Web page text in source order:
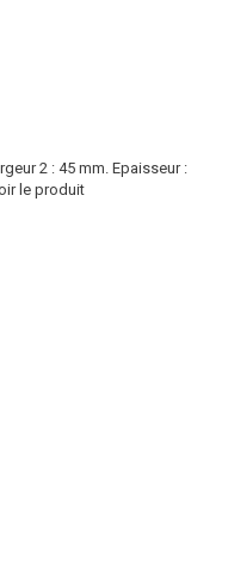
2 : 45 mm. Epaisseur :
le produit